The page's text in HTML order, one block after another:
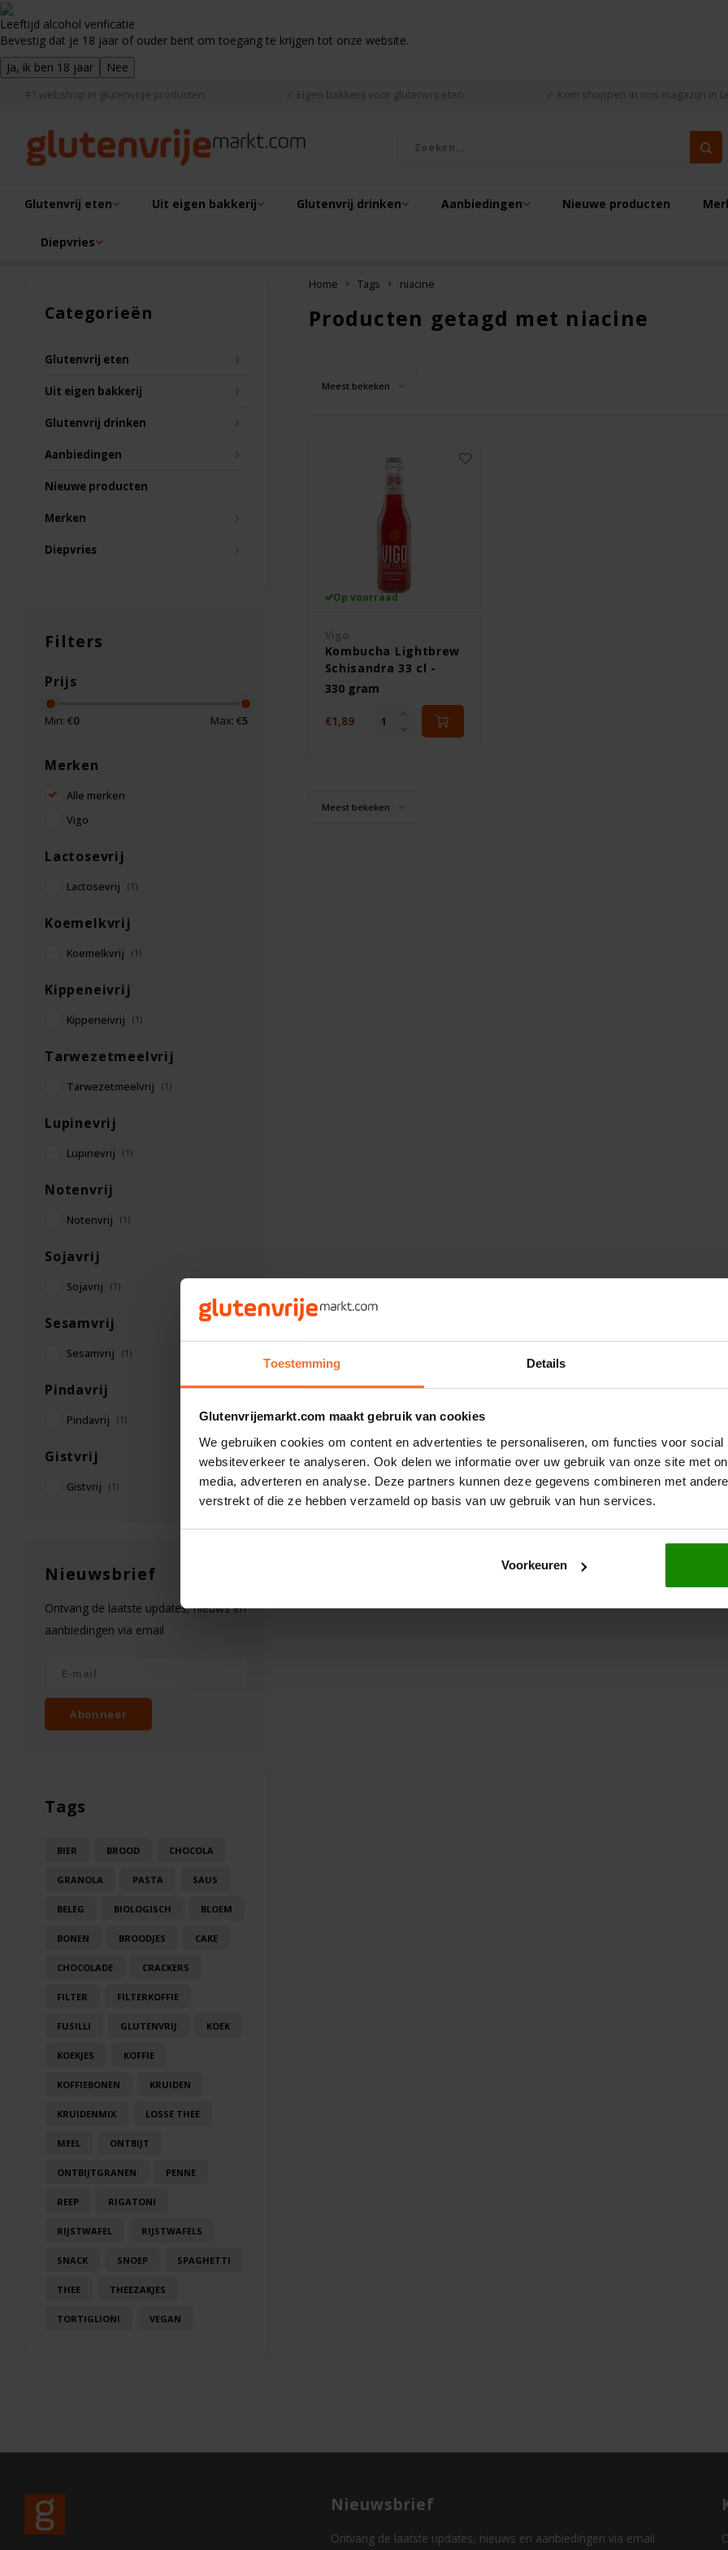
Toestemming Details
Glutenvrijemarkt.com maakt gebruik van cookies
We gebruiken cookies om content en advertenties te personaliseren, om functies voor social
websiteverkeer te analyseren. Ook delen we informatie over uw gebruik van onze site met
media, adverteren en analyse. Deze partners kunnen deze gegevens combineren met
verstrekt of die ze hebben verzameld op basis van uw gebruik van hun services.
Voorkeuren
Leeftijd alcohol verificatie
Bevestig dat je 18 jaar of ouder bent om toegang te krijgen tot onze website.
Ja, ik ben 18 jaar
Nee
#1 webshop in glutenvrije producten ✓ Eigen bakkerij voor glutenvrij eten ✓ Kom shoppen in ons magazijn in
Glutenvrij eten Uit eigen bakkerij Glutenvrij drinken Aanbiedingen Nieuwe producten
Diepvries
Categorieën
Glutenvrij eten
Uit eigen bakkerij
Glutenvrij drinken
Aanbiedingen
Nieuwe producten
Merken
Diepvries
Filters
Prijs
Min: €0 Max: €5
Merken
Alle merken
Vigo
Lactosevrij
Lactosevrij (1)
Koemelkvrij
Koemelkvrij (1)
Kippeneivrij
Kippeneivrij (1)
Tarwezetmeelvrij
Tarwezetmeelvrij (1)
Lupinevrij
Lupinevrij (1)
Notenvrij
Notenvrij (1)
Sojavrij
Sojavrij (1)
Sesamvrij
Sesamvrij (1)
Pindavrij
Pindavrij (1)
Gistvrij
Gistvrij (1)
Nieuwsbrief
Ontvang de laatste updates, nieuws en
aanbiedingen via email
Abonneer
Tags
BIER BROOD CHOCOLA
GRANOLA PASTA SAUS
BELEG BIOLOGISCH BLOEM
BONEN BROODJES CAKE
CHOCOLADE CRACKERS
FILTER FILTERKOFFIE
FUSILLI GLUTENVRIJ KOEK
KOEKJES KOFFIE
KOFFIEBONEN KRUIDEN
KRUIDENMIX LOSSE THEE
MEEL ONTBIJT
ONTBIJTGRANEN PENNE
REEP RIGATONI
RIJSTWAFEL RIJSTWAFELS
SNACK SNOEP SPAGHETTI
THEE THEEZAKJES
TORTIGLIONI VEGAN
Home Tags niacine
Producten getagd met niacine
Meest bekeken
Op voorraad
Kombucha Lightbrew
Schisandra 33 cl -
Glutenvrij
330 gram
€1,89
Meest bekeken
Nieuwsbrief
Ontvang de laatste updates, nieuws en aanbiedingen via email